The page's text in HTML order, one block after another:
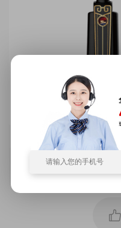
版权申明：该案例知识产权归属
设计师沟